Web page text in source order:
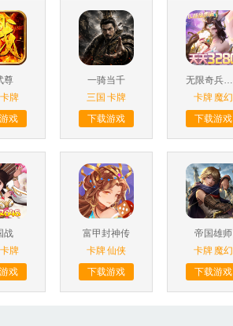
尊
卡牌
戏
一骑当千
三国 卡牌
下载游戏
无限奇兵：降临
卡牌 魔幻
下载游戏
战
卡牌
戏
富甲封神传
卡牌仙侠
下载游戏
帝国雄师
卡牌 魔幻
下载游戏